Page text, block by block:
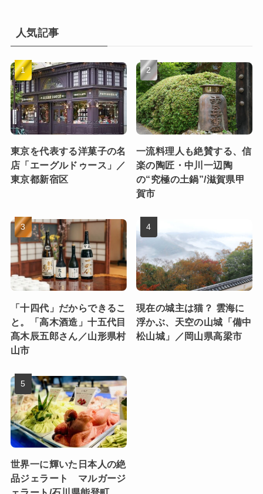
人気記事
東京を代表する洋菓子の名
店「エーグルドゥース」／
東京都新宿区
一流料理人も絶賛する、信
楽の陶匠・中川一辺陶
の“究極の土鍋”/滋賀県甲
賀市
「十四代」だからできるこ
と。「高木酒造」十五代目
髙木辰五郎さん／山形県村
山市
現在の城主は猫？ 雲海に
浮かぶ、天空の山城「備中
松山城」／岡山県高梁市
世界一に輝いた日本人の絶
品ジェラート マルガージ